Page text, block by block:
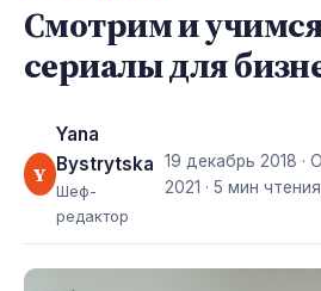
Смотрим и
сериалы для
Y
Yana
Bystrytska
Шеф-
редактор
19 декабрь 2018 ·
2021 · 5 мин чтения